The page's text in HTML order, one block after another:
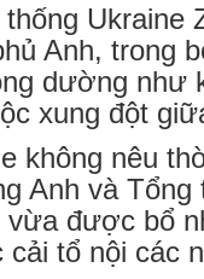
Ukraine
Anh, trong
dường như
xung đột
không nêu
Anh và Tổng
được bổ
tổ nội các